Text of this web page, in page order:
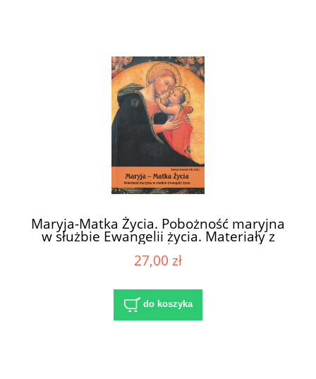
Maryja-Matka Życia. Pobożność maryjna
w służbie Ewangelii życia. Materiały z
sympozjum mariologicznego CFM
„Salvatoris Mater” (Licheń Stary, 21-22 XI
Kościoła, t. 2 / red. ks. Janusz Kumala MIC
27,00 zł
do koszyka